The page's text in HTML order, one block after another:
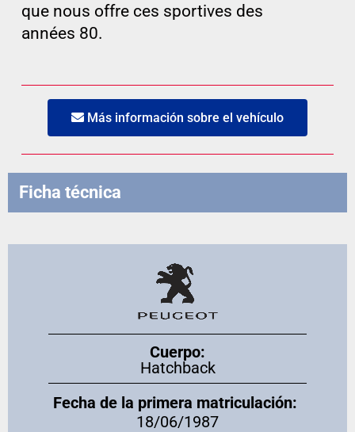
que nous offre ces sportives des
années 80.
Más información sobre el vehículo
Ficha técnica
Cuerpo:
Hatchback
Fecha de la primera matriculación:
18/06/1987